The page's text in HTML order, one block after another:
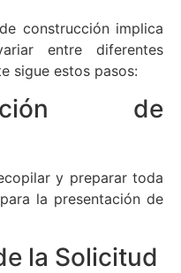
construcción implica
entre diferentes
sigue estos pasos:
de
y preparar toda
la presentación de
la Solicitud